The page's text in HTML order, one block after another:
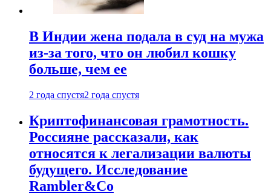
В Индии жена подала в суд на мужа
из-за того, что он любил кошку
больше, чем ее
2 года спустя2 года спустя
Криптофинансовая грамотность.
Россияне рассказали, как
относятся к легализации валюты
будущего. Исследование
Rambler&Co